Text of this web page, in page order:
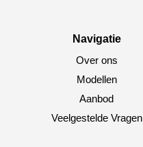
Navigatie
Over ons
Modellen
Aanbod
Veelgestelde Vragen